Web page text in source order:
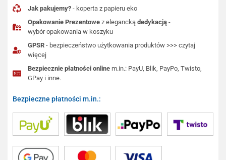
Jak pakujemy? - koperta z papieru eko
Opakowanie Prezentowe z eleganckądedykacją -
wybór opakowania w koszyku
GPSR - bezpieczeństwo użytkowania produktów >>> czytaj
więcej
Bezpiecznie płatności online m.in.: PayU, Blik, PayPo, Twisto,
GPay i inne.
Bezpieczne płatności m.in.: